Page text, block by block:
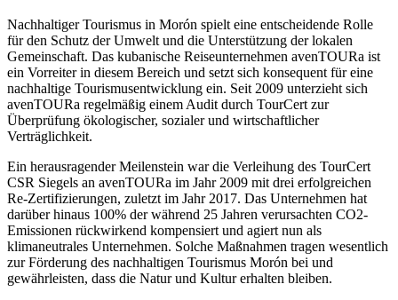
Nachhaltiger Tourismus in Morón spielt eine entscheidende Rolle
für den Schutz der Umwelt und die Unterstützung der lokalen
Gemeinschaft. Das kubanische Reiseunternehmen avenTOURa ist
ein Vorreiter in diesem Bereich und setzt sich konsequent für eine
nachhaltige Tourismusentwicklung ein. Seit 2009 unterzieht sich
avenTOURa regelmäßig einem Audit durch TourCert zur
Überprüfung ökologischer, sozialer und wirtschaftlicher
Verträglichkeit.
Ein herausragender Meilenstein war die Verleihung des TourCert
CSR Siegels an avenTOURa im Jahr 2009 mit drei erfolgreichen
Re-Zertifizierungen, zuletzt im Jahr 2017. Das Unternehmen hat
darüber hinaus 100% der während 25 Jahren verursachten CO2-
Emissionen rückwirkend kompensiert und agiert nun als
klimaneutrales Unternehmen. Solche Maßnahmen tragen wesentlich
zur Förderung des nachhaltigen Tourismus Morón bei und
gewährleisten, dass die Natur und Kultur erhalten bleiben.